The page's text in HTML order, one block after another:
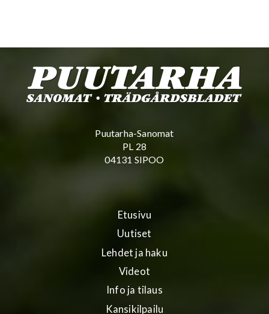
Puutarha-Sanomat
PL 28
04131 SIPOO
Etusivu
Uutiset
Lehdet ja haku
Videot
Info ja tilaus
Kansikilpailu